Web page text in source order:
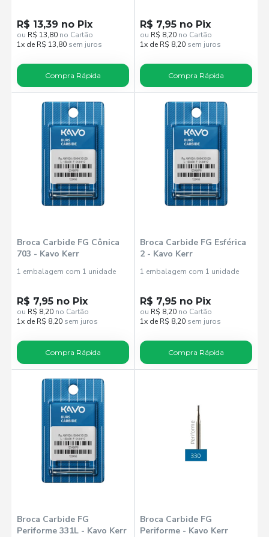
R$ 13,39 no Pix
ou R$ 13,80 no Cartão
1x de R$ 13,80 sem juros
Compra Rápida
R$ 7,95 no Pix
ou R$ 8,20 no Cartão
1x de R$ 8,20 sem juros
Compra Rápida
Broca Carbide FG Cônica
703 - Kavo Kerr
1 embalagem com 1 unidade
R$ 7,95 no Pix
ou R$ 8,20 no Cartão
1x de R$ 8,20 sem juros
Compra Rápida
Broca Carbide FG Esférica
2 - Kavo Kerr
1 embalagem com 1 unidade
R$ 7,95 no Pix
ou R$ 8,20 no Cartão
1x de R$ 8,20 sem juros
Compra Rápida
Broca Carbide FG
Periforme 331L - Kavo Kerr
Broca Carbide FG
Periforme - Kavo Kerr